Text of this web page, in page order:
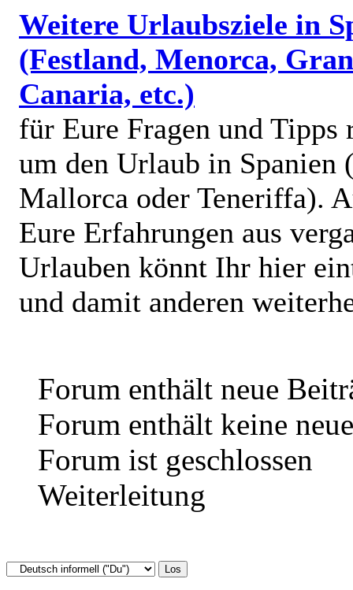
Weitere Urlaubsziele in
(Festland, Menorca, Gran
Canaria, etc.)
für Eure Fragen und Tipps
um den Urlaub in Spanien
Mallorca oder Teneriffa).
Eure Erfahrungen aus
Urlauben könnt Ihr hier
und damit anderen
Forum enthält neue
Forum enthält keine
Forum ist geschlossen
Weiterleitung